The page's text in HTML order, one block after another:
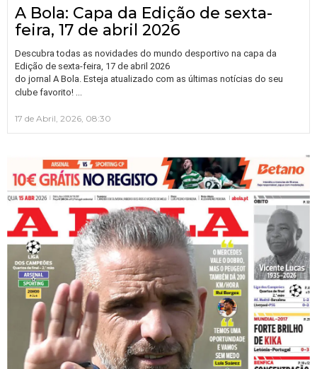
A Bola: Capa da Edição de sexta-
feira, 17 de abril 2026
Descubra todas as novidades do mundo desportivo na capa da
Edição de sexta-feira, 17 de abril 2026
do jornal A Bola. Esteja atualizado com as últimas notícias do seu
clube favorito!
17 de Abril, 2026, 08:30